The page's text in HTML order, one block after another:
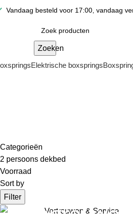
Vandaag besteld voor 17:00, vandaag
Zoeken
Elektrische boxsprings
Categorieën
2 persoons dekbed
Voorraad
Sort by
Filter